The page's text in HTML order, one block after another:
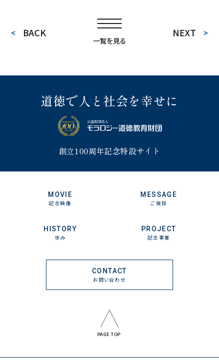
BACK
一覧を見る
NEXT
道徳で人と社会を幸せに
創立100周年記念特設サイト
MOVIE
記念映像
MESSAGE
ご挨拶
HISTORY
歩み
PROJECT
記念事業
CONTACT
お問い合わせ